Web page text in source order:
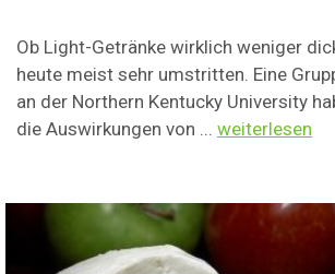
Ob Light-Getränke wirklich weniger
heute meist sehr umstritten. Eine
an der Northern Kentucky University
die Auswirkungen von ... weiterlesen